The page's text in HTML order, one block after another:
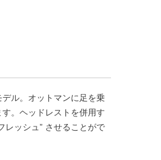
ル。オットマンに足を乗
。ヘッドレストを併用す
レッシュ” させることがで